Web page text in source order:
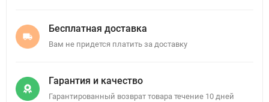
Бесплатная доставка
Вам не придется платить за доставку
Гарантия и качество
Гарантированный возврат товара течение 10 дней